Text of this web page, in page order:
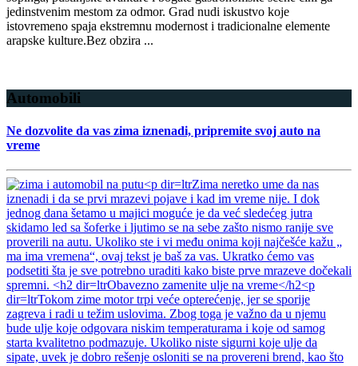
jedinstvenim mestom za odmor. Grad nudi iskustvo koje
istovremeno spaja ekstremnu modernost i tradicionalne elemente
arapske kulture.Bez obzira ...
Automobili
Ne dozvolite da vas zima iznenadi, pripremite svoj auto na
vreme